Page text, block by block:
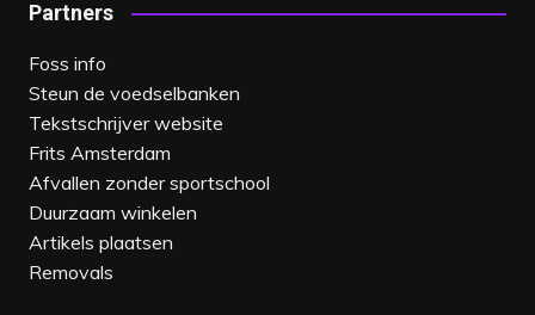
Partners
Foss info
Steun de voedselbanken
Tekstschrijver website
Frits Amsterdam
Afvallen zonder sportschool
Duurzaam winkelen
Artikels plaatsen
Removals